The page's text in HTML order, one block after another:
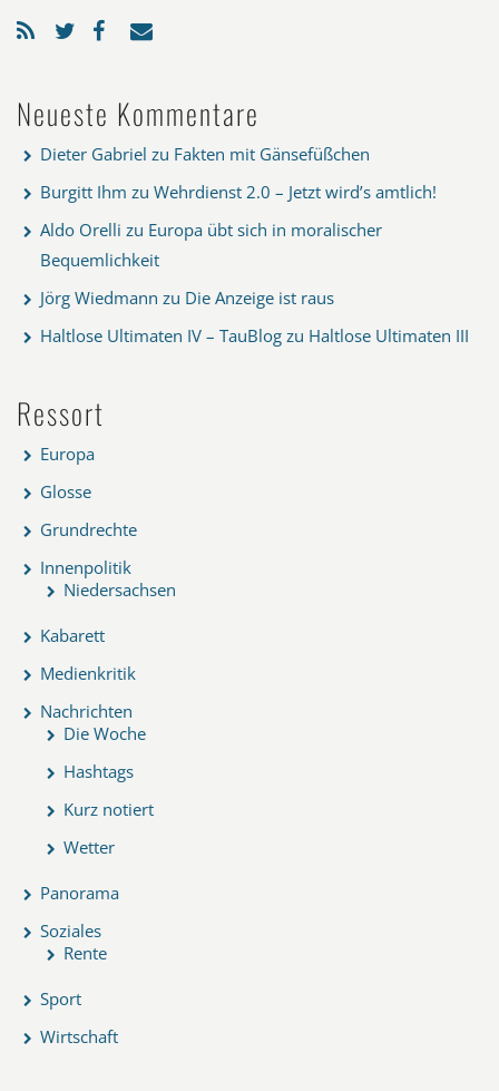
Neueste Kommentare
Dieter Gabriel zu Fakten mit Gänsefüßchen
Burgitt Ihm zu Wehrdienst 2.0 – Jetzt wird’s amtlich!
Aldo Orelli zu Europa übt sich in moralischer
Bequemlichkeit
Jörg Wiedmann zu Die Anzeige ist raus
Haltlose Ultimaten IV – TauBlog zu Haltlose Ultimaten III
Ressort
Europa
Glosse
Grundrechte
Innenpolitik
Niedersachsen
Kabarett
Medienkritik
Nachrichten
Die Woche
Hashtags
Kurz notiert
Wetter
Panorama
Soziales
Rente
Sport
Wirtschaft